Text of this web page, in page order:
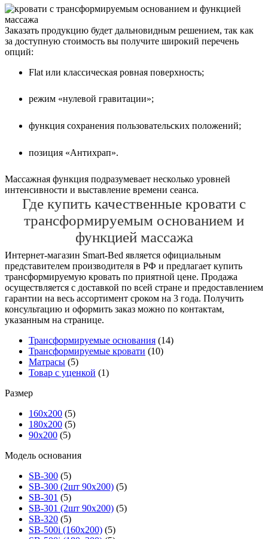
Заказать продукцию будет дальновидным решением, так как
за доступную стоимость вы получите широкий перечень
опций:
Flat или классическая ровная поверхность;
режим «нулевой гравитации»;
функция сохранения пользовательских положений;
позиция «Антихрап».
Массажная функция подразумевает несколько уровней
интенсивности и выставление времени сеанса.
Где купить качественные кровати с
трансформируемым основанием и
функцией массажа
Интернет-магазин Smart-Bed является официальным
представителем производителя в РФ и предлагает купить
трансформируемую кровать по приятной цене. Продажа
осуществляется с доставкой по всей стране и предоставлением
гарантии на весь ассортимент сроком на 3 года. Получить
консультацию и оформить заказ можно по контактам,
указанным на странице.
Трансформируемые основания (14)
Трансформируемые кровати (10)
Матрасы (5)
Товар с уценкой (1)
Размер
160х200 (5)
180х200 (5)
90х200 (5)
Модель основания
SB-300 (5)
SB-300 (2шт 90х200) (5)
SB-301 (5)
SB-301 (2шт 90х200) (5)
SB-320 (5)
SB-500i (160x200) (5)